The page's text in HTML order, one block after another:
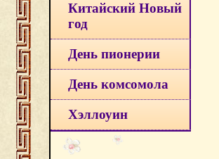
Китайский Новый
год
День пионерии
День комсомола
Хэллоуин